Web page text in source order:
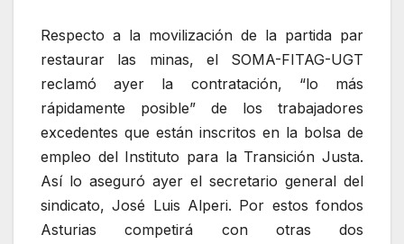
Respecto a la movilización de la partida par
restaurar las minas, el SOMA-FITAG-UGT
reclamó ayer la contratación, “lo más
rápidamente posible” de los trabajadores
excedentes que están inscritos en la bolsa de
empleo del Instituto para la Transición Justa.
Así lo aseguró ayer el secretario general del
sindicato, José Luis Alperi. Por estos fondos
Asturias competirá con otras dos